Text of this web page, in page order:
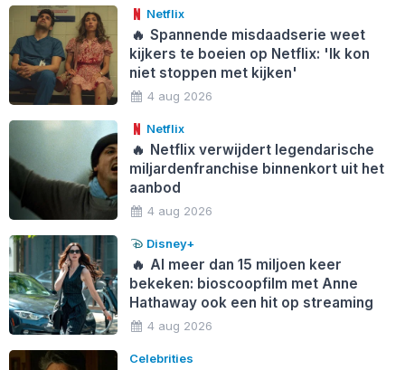
Netflix
🔥 Spannende misdaadserie weet
kijkers te boeien op Netflix: 'Ik kon
niet stoppen met kijken'
4 aug 2026
Netflix
🔥 Netflix verwijdert legendarische
miljardenfranchise binnenkort uit het
aanbod
4 aug 2026
Disney+
🔥 Al meer dan 15 miljoen keer
bekeken: bioscoopfilm met Anne
Hathaway ook een hit op streaming
4 aug 2026
Celebrities